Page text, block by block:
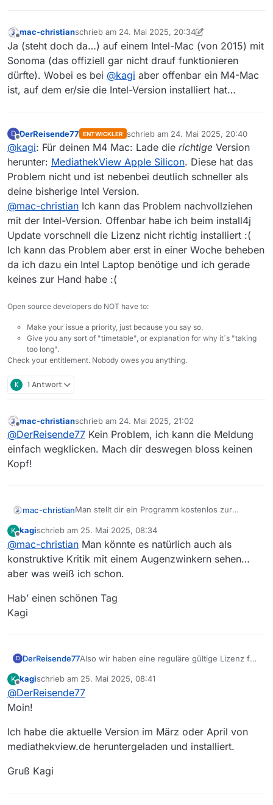
Offline
mac-christianschrieb am 24. Mai 2025, 20:34
zuletzt editiert von mac-christian
Ja (steht doch da…) auf einem Intel-Mac (von 2015) mit
Sonoma (das offiziell gar nicht drauf funktionieren
dürfte). Wobei es bei @kagi aber offenbar ein M4-Mac
ist, auf dem er/sie die Intel-Version installiert hat…
D
Offline
DerReisende77 ENTWICKLER schrieb am 24. Mai 2025, 20:40
zuletzt editiert von
@kagi: Für deinen M4 Mac: Lade die richtige Version
herunter: MediathekView Apple Silicon. Diese hat das
Problem nicht und ist nebenbei deutlich schneller als
deine bisherige Intel Version.
@mac-christian Ich kann das Problem nachvollziehen
mit der Intel-Version. Offenbar habe ich beim install4j
Update vorschnell die Lizenz nicht richtig installiert :(
Ich kann das Problem aber erst in einer Woche beheben
da ich dazu ein Intel Laptop benötige und ich gerade
keines zur Hand habe :(
Open source developers do NOT have to:
Make your issue a priority, just because you say so.
Give you any sort of "timetable", or explanation for why it´s "taking
too long".
Check your entitlement. Nobody owes you anything.
K 1 Antwort
Offline
mac-christianschrieb am 24. Mai 2025, 21:02
zuletzt editiert von
@DerReisende77 Kein Problem, ich kann die Meldung
einfach wegklicken. Mach dir deswegen bloss keinen
Kopf!
mac-christianMan stellt dir ein Programm kostenlos zur
sowas? Naja, kann man machen…
K kagischrieb am 25. Mai 2025, 08:34
zuletzt editiert von
@mac-christian Man könnte es natürlich auch als
konstruktive Kritik mit einem Augenzwinkern sehen…
aber was weiß ich schon.
Hab’ einen schönen Tag
Kagi
D DerReisende77Also wir haben eine reguläre gültige Lizenz für
kann ich das bestätigen da ich die von Hand
erstelle.
K
Offline
kagischrieb am 25. Mai 2025, 08:41
zuletzt editiert von
@DerReisende77
Moin!
Ich habe die aktuelle Version im März oder April von
mediathekview.de heruntergeladen und installiert.
Gruß Kagi